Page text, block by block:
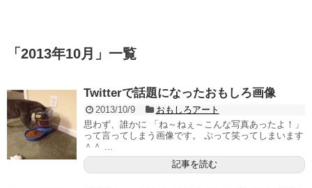
「 2013年10月 」 一覧
Twitterで話題になったおもしろ画像
2013/10/9
おもしろアート
思わず、誰かに 「ね～ねぇ～こんな写真あったよ！」
って言ってしまう画像です。 ぷって笑ってしまいます
＾＾ ...
記事を読む